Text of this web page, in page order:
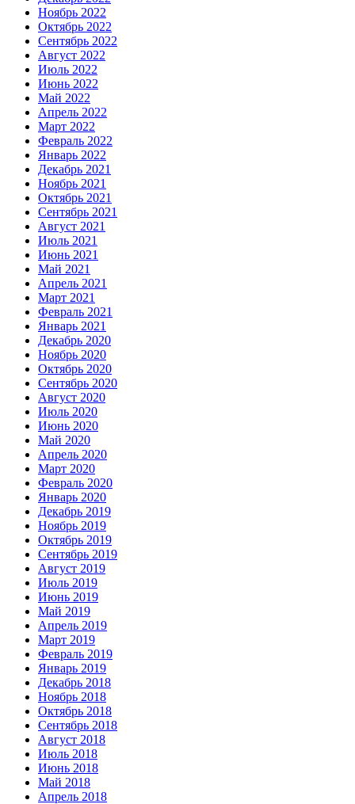
Ноябрь 2022
Октябрь 2022
Сентябрь 2022
Август 2022
Июль 2022
Июнь 2022
Май 2022
Апрель 2022
Март 2022
Февраль 2022
Январь 2022
Декабрь 2021
Ноябрь 2021
Октябрь 2021
Сентябрь 2021
Август 2021
Июль 2021
Июнь 2021
Май 2021
Апрель 2021
Март 2021
Февраль 2021
Январь 2021
Декабрь 2020
Ноябрь 2020
Октябрь 2020
Сентябрь 2020
Август 2020
Июль 2020
Июнь 2020
Май 2020
Апрель 2020
Март 2020
Февраль 2020
Январь 2020
Декабрь 2019
Ноябрь 2019
Октябрь 2019
Сентябрь 2019
Август 2019
Июль 2019
Июнь 2019
Май 2019
Апрель 2019
Март 2019
Февраль 2019
Январь 2019
Декабрь 2018
Ноябрь 2018
Октябрь 2018
Сентябрь 2018
Август 2018
Июль 2018
Июнь 2018
Май 2018
Апрель 2018